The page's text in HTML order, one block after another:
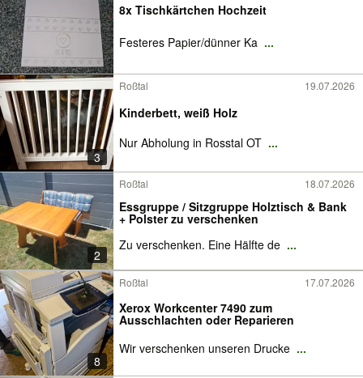
8x Tischkärtchen Hochzeit
Festeres Papier/dünner Ka ...
3
Roßtal 19.07.2026
Kinderbett, weiß Holz
Nur Abholung in Rosstal OT ...
2
Roßtal 18.07.2026
Essgruppe / Sitzgruppe Holztisch & Bank
+ Polster zu verschenken
Zu verschenken. Eine Hälfte de ...
8
Roßtal 17.07.2026
Xerox Workcenter 7490 zum
Ausschlachten oder Reparieren
Wir verschenken unseren Drucke ...